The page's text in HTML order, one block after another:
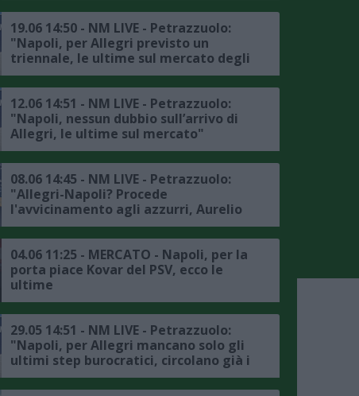
Palestra?"
19.06 14:50 - NM LIVE - Petrazzuolo:
"Napoli, per Allegri previsto un
triennale, le ultime sul mercato degli
azzurri"
12.06 14:51 - NM LIVE - Petrazzuolo:
"Napoli, nessun dubbio sull’arrivo di
Allegri, le ultime sul mercato"
08.06 14:45 - NM LIVE - Petrazzuolo:
"Allegri-Napoli? Procede
l'avvicinamento agli azzurri, Aurelio
De Laurentiis non vuole cedere il club
agli americani, le ultime sul mercato"
04.06 11:25 - MERCATO - Napoli, per la
porta piace Kovar del PSV, ecco le
ultime
29.05 14:51 - NM LIVE - Petrazzuolo:
"Napoli, per Allegri mancano solo gli
ultimi step burocratici, circolano già i
primi nomi sul mercato, le ultime"